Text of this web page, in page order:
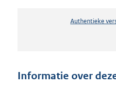
Authentieke
Informatie over